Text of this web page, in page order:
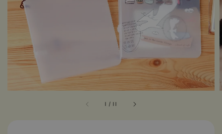
1 / 11